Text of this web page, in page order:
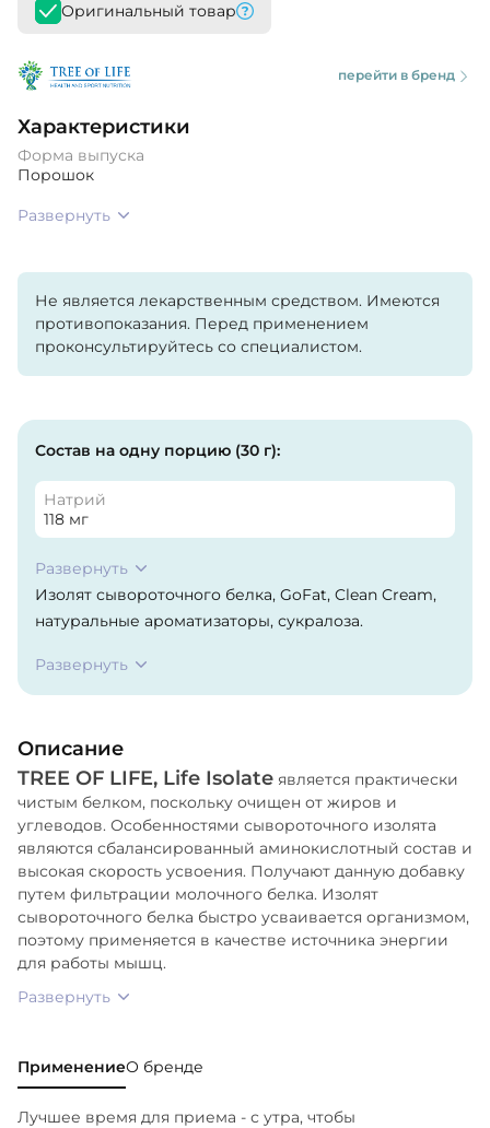
Оригинальный товар
перейти в бренд
Характеристики
Форма выпуска
Порошок
Развернуть
Не является лекарственным средством. Имеются
противопоказания. Перед применением
проконсультируйтесь со специалистом.
Состав на одну порцию (30 г):
Натрий
118 мг
Развернуть
Изолят сывороточного белка, GoFat, Clean Cream,
натуральные ароматизаторы, сукралоза.
Развернуть
Описание
TREE OF LIFE, Life Isolate является практически
чистым белком, поскольку очищен от жиров и
углеводов. Особенностями сывороточного изолята
являются сбалансированный аминокислотный состав и
высокая скорость усвоения. Получают данную добавку
путем фильтрации молочного белка. Изолят
сывороточного белка быстро усваивается организмом,
поэтому применяется в качестве источника энергии
для работы мышц.
Развернуть
ПрименениеО бренде
Лучшее время для приема - с утра, чтобы